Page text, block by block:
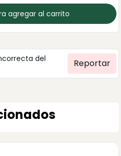
agregar al carrito
del
Reportar